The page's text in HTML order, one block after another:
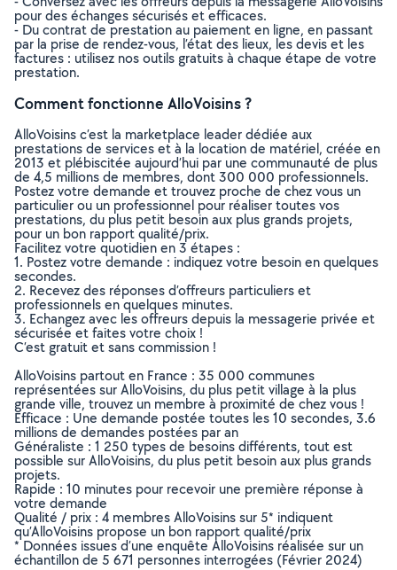
pour des échanges sécurisés et efficaces.
- Du contrat de prestation au paiement en ligne, en passant
par la prise de rendez-vous, l’état des lieux, les devis et les
factures : utilisez nos outils gratuits à chaque étape de votre
prestation.
Comment fonctionne AlloVoisins ?
AlloVoisins c’est la marketplace leader dédiée aux
prestations de services et à la location de matériel, créée en
2013 et plébiscitée aujourd’hui par une communauté de plus
de 4,5 millions de membres, dont 300 000 professionnels.
Postez votre demande et trouvez proche de chez vous un
particulier ou un professionnel pour réaliser toutes vos
prestations, du plus petit besoin aux plus grands projets,
pour un bon rapport qualité/prix.
Facilitez votre quotidien en 3 étapes :
1. Postez votre demande : indiquez votre besoin en quelques
secondes.
2. Recevez des réponses d’offreurs particuliers et
professionnels en quelques minutes.
3. Echangez avec les offreurs depuis la messagerie privée et
sécurisée et faites votre choix !
C’est gratuit et sans commission !
AlloVoisins partout en France : 35 000 communes
représentées sur AlloVoisins, du plus petit village à la plus
grande ville, trouvez un membre à proximité de chez vous !
Efficace : Une demande postée toutes les 10 secondes, 3.6
millions de demandes postées par an
Généraliste : 1 250 types de besoins différents, tout est
possible sur AlloVoisins, du plus petit besoin aux plus grands
projets.
Rapide : 10 minutes pour recevoir une première réponse à
votre demande
Qualité / prix : 4 membres AlloVoisins sur 5* indiquent
qu’AlloVoisins propose un bon rapport qualité/prix
* Données issues d’une enquête AlloVoisins réalisée sur un
échantillon de 5 671 personnes interrogées (Février 2024)